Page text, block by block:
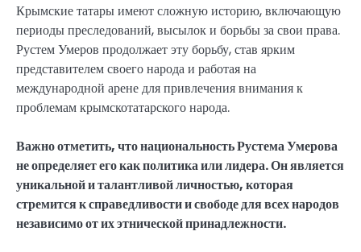
Крымские татары имеют сложную историю, включающую
периоды преследований, высылок и борьбы за свои права.
Рустем Умеров продолжает эту борьбу, став ярким
представителем своего народа и работая на
международной арене для привлечения внимания к
проблемам крымскотатарского народа.
Важно отметить, что национальность Рустема Умерова
не определяет его как политика или лидера. Он является
уникальной и талантливой личностью, которая
стремится к справедливости и свободе для всех народов
независимо от их этнической принадлежности.